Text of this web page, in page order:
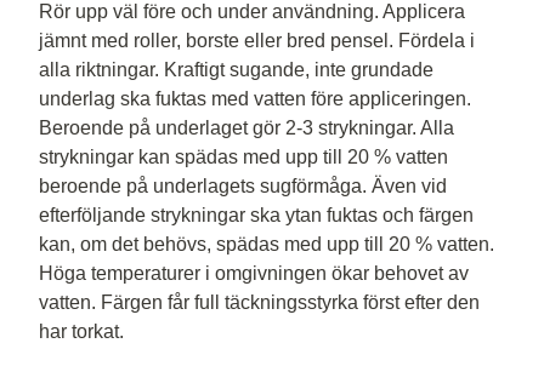
Rör upp väl före och under användning. Applicera
jämnt med roller, borste eller bred pensel. Fördela i
alla riktningar. Kraftigt sugande, inte grundade
underlag ska fuktas med vatten före appliceringen.
Beroende på underlaget gör 2-3 strykningar. Alla
strykningar kan spädas med upp till 20 % vatten
beroende på underlagets sugförmåga. Även vid
efterföljande strykningar ska ytan fuktas och färgen
kan, om det behövs, spädas med upp till 20 % vatten.
Höga temperaturer i omgivningen ökar behovet av
vatten. Färgen får full täckningsstyrka först efter den
har torkat.